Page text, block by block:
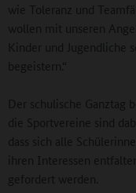
wie Toleranz und
wollen mit unseren
Kinder und Jugendliche
begeistern.“
Der schulische
die Sportvereine sind
dass sich alle
ihren Interessen
gefordert werden.